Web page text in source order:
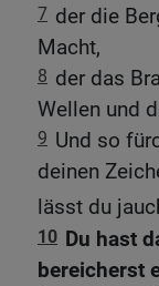
7 der die
Macht,
8 der das
Wellen und
9 Und so
deinen
lässt du
10 Du hast
bereicherst